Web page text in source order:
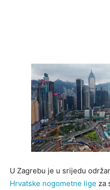
U Zagrebu je u srijedu
Hrvatske nogometne lige za